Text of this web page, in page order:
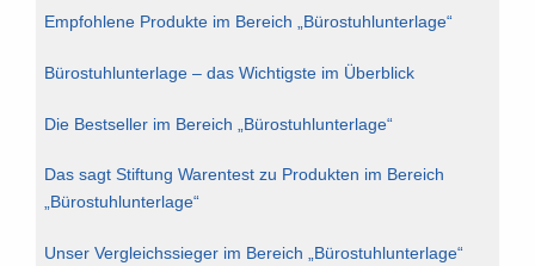
Empfohlene Produkte im Bereich „Bürostuhlunterlage“
Bürostuhlunterlage – das Wichtigste im Überblick
Die Bestseller im Bereich „Bürostuhlunterlage“
Das sagt Stiftung Warentest zu Produkten im Bereich
„Bürostuhlunterlage“
Unser Vergleichssieger im Bereich „Bürostuhlunterlage“